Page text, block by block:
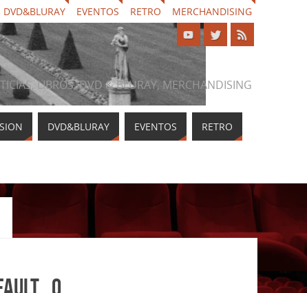
DVD&BLURAY EVENTOS RETRO MERCHANDISING
LIBROS, DVD & BLURAY, MERCHANDISING
DVD&BLURAY EVENTOS RETRO